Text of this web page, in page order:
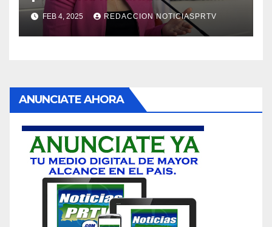
violencia en el noviazgo
FEB 4, 2025 REDACCION NOTICIASPRTV
ANUNCIATE AHORA